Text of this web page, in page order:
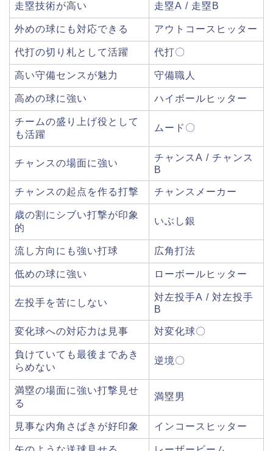
走塁技術が高い 走塁A / 走塁B
外めの球にも対応できる アウトコースヒッター
代打の切り札として活躍 代打〇
高い守備センスが魅力 守備職人
高めの球に強い ハイボールヒッター
チームの盛り上げ役として
も活躍
ムード〇
チャンスの場面に強い
チャンスA / チャンス
B
チャンスの起点を作る打撃 チャンスメーカー
歳の割にシブい打撃が印象
的
いぶし銀
流し方向にも強い打球 広角打法
低めの球に強い ローボールヒッター
左投手を苦にしない
対左投手A / 対左投手
B
変化球への対応力は見事 対変化球〇
負けていても最後まであき
らめない
逆境〇
満塁の場面に強い打撃見せ
る
満塁男
見事な内角さばきが好印象 インコースヒッター